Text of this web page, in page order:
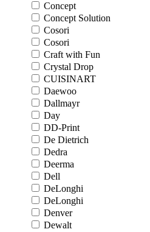
Concept
Concept Solution
Cosori
Cosori
Craft with Fun
Crystal Drop
CUISINART
Daewoo
Dallmayr
Day
DD-Print
De Dietrich
Dedra
Deerma
Dell
DeLonghi
DeLonghi
Denver
Dewalt